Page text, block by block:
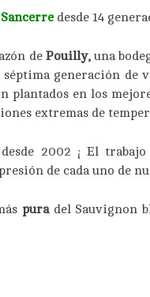
Sancerredesde 14
de Pouilly, una
generación de
plantados en los
extremas de
2002 ¡ El trabajo
de cada uno de
puradel Sauvignon